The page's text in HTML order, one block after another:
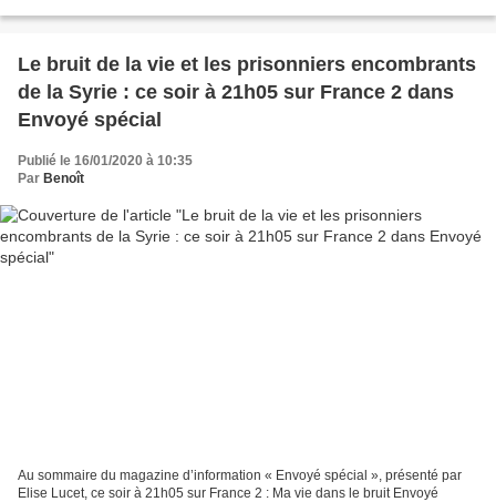
Le bruit de la vie et les prisonniers encombrants
de la Syrie : ce soir à 21h05 sur France 2 dans
Envoyé spécial
Publié le 16/01/2020 à 10:35
Par Benoît
Au sommaire du magazine d’information « Envoyé spécial », présenté par
Elise Lucet, ce soir à 21h05 sur France 2 : Ma vie dans le bruit Envoyé